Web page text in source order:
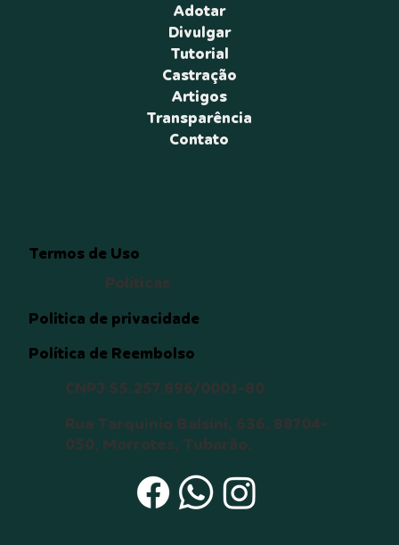
Termos de Uso
Política de Reembolso
Politica de privacidade
Políticas
CNPJ 55.257.896/0001-80
Rua Tarquinio Balsini, 636, 88704-
050, Morrotes, Tubarão.
Adotar
Divulgar
Tutorial
Castração
Artigos
Transparência
Contato